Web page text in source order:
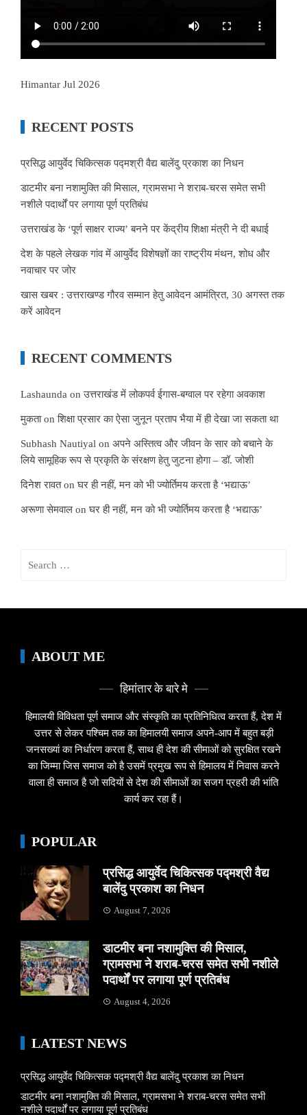
Himantar Jul 2026
RECENT POSTS
प्रसिद्ध आयुर्वेद चिकित्सक पद्मश्री वैद्य बालेंदु प्रकाश का निधन
डाटमीर बना नशामुक्ति की मिसाल, ग्रामसभा ने शराब-चरस समेत सभी
नशीले पदार्थों पर लगाया पूर्ण प्रतिबंध
उत्तराखंड के ‘पूर्ण साक्षर राज्य’ बनने पर केंद्रीय शिक्षा मंत्री ने दी बधाई
देश के पहले लेखक गांव में आयुर्वेद विशेषज्ञों का राष्ट्रीय मंथन, शोध और
नवाचार पर जोर
खास खबर : उत्तराखण्ड गौरव सम्मान हेतु आवेदन आमंत्रित, 30 अगस्त तक
करें आवेदन
RECENT COMMENTS
Lashaunda onउत्तराखंड में लोकपर्व ईगास-बग्वाल पर रहेगा अवकाश
मुकताonशिक्षा प्रसार का ऐसा जुनून प्रताप भैया में ही देखा जा सकता था
Subhash Nautiyal on अपने अस्तित्व और जीवन के सार को बचाने के
लिये सामूहिक रूप से प्रकृति के संरक्षण हेतु जुटना होगा – डॉ. जोशी
दिनेश रावतonघर ही नहीं, मन को भी ज्योर्तिमय करता है ‘भद्याऊ’
अरूणा सेमवाल onघर ही नहीं, मन को भी ज्योर्तिमय करता है ‘भद्याऊ’
ABOUT ME
हिमांतार के बारे मे
हिमालयी विविधता पूर्ण समाज और संस्कृति का प्रतिनिधित्व करता हैं, देश में
उत्तर से लेकर पश्चिम तक का हिमालयी समाज अपने-आप में बहुत बड़ी
जनसख्यां का निर्धारण करता हैं, साथ ही देश की सीमाओं को सुरक्षित रखने
का जिम्मा जिस समाज को है उसमें प्रमुख रूप से हिमालय में निवास करने
वाला ही समाज है जो सदियों से देश की सीमाओं का सजग प्रहरी की भांति
कार्य कर रहा हैं।
POPULAR
प्रसिद्ध आयुर्वेद चिकित्सक पद्मश्री वैद्य
बालेंदु प्रकाश का निधन
August 7, 2026
डाटमीर बना नशामुक्ति की मिसाल,
ग्रामसभा ने शराब-चरस समेत सभी नशीले
पदार्थों पर लगाया पूर्ण प्रतिबंध
August 4, 2026
LATEST NEWS
प्रसिद्ध आयुर्वेद चिकित्सक पद्मश्री वैद्य बालेंदु प्रकाश का निधन
डाटमीर बना नशामुक्ति की मिसाल, ग्रामसभा ने शराब-चरस समेत सभी
नशीले पदार्थों पर लगाया पूर्ण प्रतिबंध